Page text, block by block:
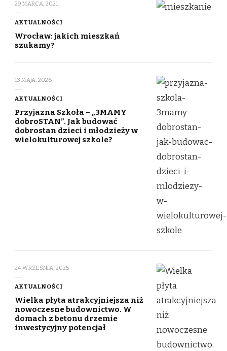
29 MARCA, 2021
AKTUALNOŚCI
Wrocław: jakich mieszkań
szukamy?
13 MAJA, 2026
AKTUALNOŚCI
Przyjazna Szkoła – „3MAMY
dobroSTAN”. Jak budować
dobrostan dzieci i młodzieży w
wielokulturowej szkole?
24 WRZEŚNIA, 2025
AKTUALNOŚCI
Wielka płyta atrakcyjniejsza niż
nowoczesne budownictwo. W
domach z betonu drzemie
inwestycyjny potencjał